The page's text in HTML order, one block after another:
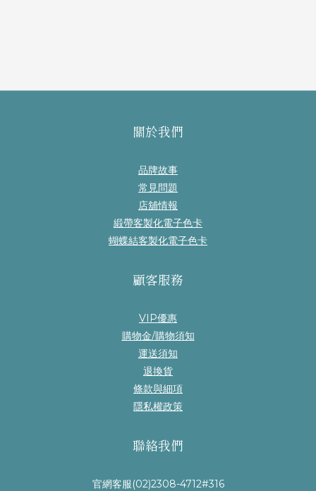
關於我們
品牌故事
常見問題
店舖情報
緞帶客製化電子色卡
蝴蝶結客製化電子色卡
顧客服務
VIP優惠
購物金/購物須知
運送須知
退換貨
條款與細項
隱私權政策
聯絡我們
官網客服(02)2308-4712#316